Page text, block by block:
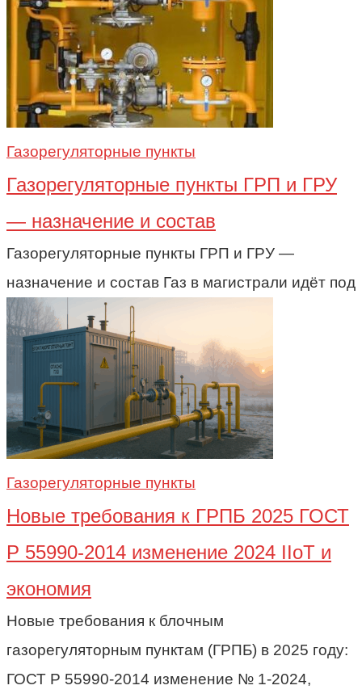
Газорегуляторные пункты
Газорегуляторные пункты ГРП и ГРУ
— назначение и состав
Газорегуляторные пункты ГРП и ГРУ —
назначение и состав Газ в магистрали идёт под
Газорегуляторные пункты
Новые требования к ГРПБ 2025 ГОСТ
Р 55990-2014 изменение 2024 IIoT и
экономия
Новые требования к блочным
газорегуляторным пунктам (ГРПБ) в 2025 году:
ГОСТ Р 55990-2014 изменение № 1-2024,